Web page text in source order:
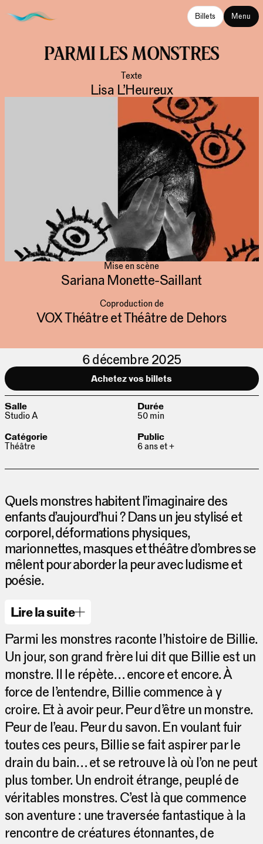
Billets Menu
PARMI LES MONSTRES
Texte
Lisa L’Heureux
Mise en scène
Sariana Monette-Saillant
Coproduction de
VOX Théâtre et Théâtre de Dehors
6 décembre 2025
Achetez vos billets
Salle
Studio A
Durée
50 min
Catégorie
Théâtre
Public
6 ans et +
Quels monstres habitent l’imaginaire des
enfants d’aujourd’hui ? Dans un jeu stylisé et
corporel, déformations physiques,
marionnettes, masques et théâtre d’ombres se
mêlent pour aborder la peur avec ludisme et
poésie.
Lire la suite
Parmi les monstres raconte l’histoire de Billie.
Un jour, son grand frère lui dit que Billie est un
monstre. Il le répète… encore et encore. À
force de l’entendre, Billie commence à y
croire. Et à avoir peur. Peur d’être un monstre.
Peur de l’eau. Peur du savon. En voulant fuir
toutes ces peurs, Billie se fait aspirer par le
drain du bain… et se retrouve là où l’on ne peut
plus tomber. Un endroit étrange, peuplé de
véritables monstres. C’est là que commence
son aventure : une traversée fantastique à la
rencontre de créatures étonnantes, de